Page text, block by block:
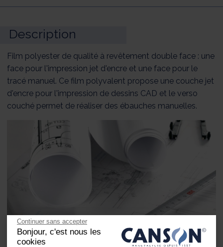
Description
Film polyester de qualité à revêtement double face : une
face pour l'impression jet d'encre et une face pour le
tracé manuel. Ce film polyvalent propose une couche jet
d'encre pour l'impression de dessins CAD et le verso
couché permet de réaliser des ébauches manuelles.
Continuer sans accepter
Bonjour, c'est nous les
cookies